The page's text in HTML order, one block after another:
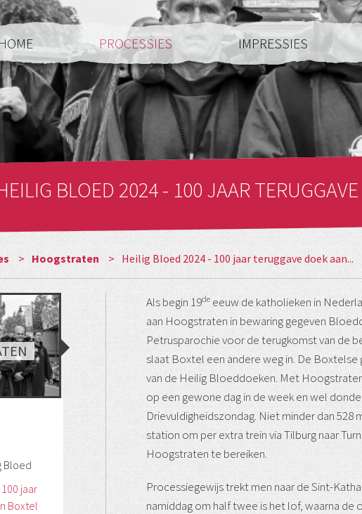
HOME PROCESSIES IMPRESSIES
BLOED 2024 - 100 JAAR
> Hoogstraten > Heilig Bloed 2024 - 100 jaar teruggave doek aan...
Bloed
jaar
Boxtel
Als begin 19deeeuw de katholieken in
aan Hoogstraten in bewaring gegeven
Petrusparochie voor de terugkomst van de
slaat Boxtel een andere weg in. De
van de Heilig Bloeddoeken. Met
op een gewone dag in de week en wel
Drievuldigheidszondag. Niet minder dan
station om per extra trein via Tilburg naar
Hoogstraten te bereiken.
Processiegewijs trekt men naar de Sint-
namiddag om half twee is het lof, waarna de